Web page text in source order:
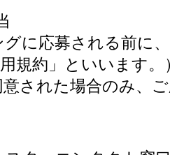
に応募される前に
規約」といいます
された場合のみ、